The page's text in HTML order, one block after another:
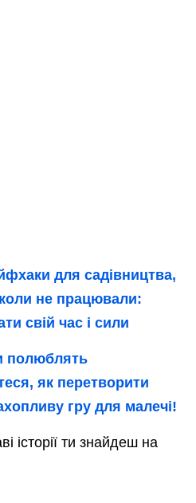
сумніву, є
для покращення як
здоров’я після
спосіб провести час